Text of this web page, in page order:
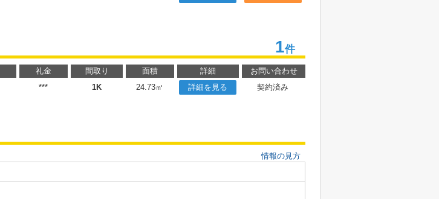
1件
礼金 間取り 面積 詳細
お問い合わせ
*** 1K 24.73㎡ 詳細を見る
契約済み
情報の見方